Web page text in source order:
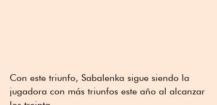
Con este triunfo, Sabalenka sigue siendo la
jugadora con más triunfos este año al alcanzar